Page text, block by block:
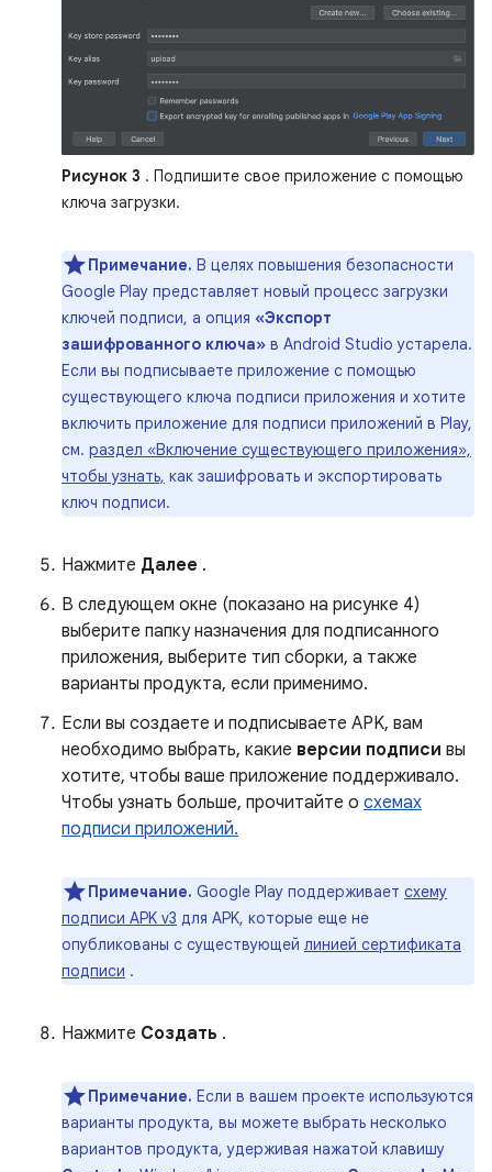
Рисунок 3 . Подпишите свое приложение с помощью
ключа загрузки.
Примечание. В целях повышения безопасности
Google Play представляет новый процесс загрузки
ключей подписи, а опция «Экспорт
зашифрованного ключа» в Android Studio устарела.
Если вы подписываете приложение с помощью
существующего ключа подписи приложения и хотите
включить приложение для подписи приложений в Play,
см. раздел «Включение существующего приложения»,
чтобы узнать, как зашифровать и экспортировать
ключ подписи.
Нажмите Далее .
В следующем окне (показано на рисунке 4)
выберите папку назначения для подписанного
приложения, выберите тип сборки, а также
варианты продукта, если применимо.
Если вы создаете и подписываете APK, вам
необходимо выбрать, какие версии подписи вы
хотите, чтобы ваше приложение поддерживало.
Чтобы узнать больше, прочитайте о схемах
подписи приложений.
Примечание. Google Play поддерживает схему
подписи APK v3 для APK, которые еще не
опубликованы с существующей линией сертификата
подписи .
Нажмите Создать .
Примечание. Если в вашем проекте используются
варианты продукта, вы можете выбрать несколько
вариантов продукта, удерживая нажатой клавишу